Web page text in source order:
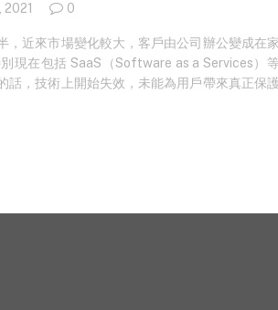
2021 0
，近來市場變化較大，客戶由公司辦公變成在
現在包括 SaaS（Software as a Services）
話，技術上開始失效，未能為用戶帶來真正保